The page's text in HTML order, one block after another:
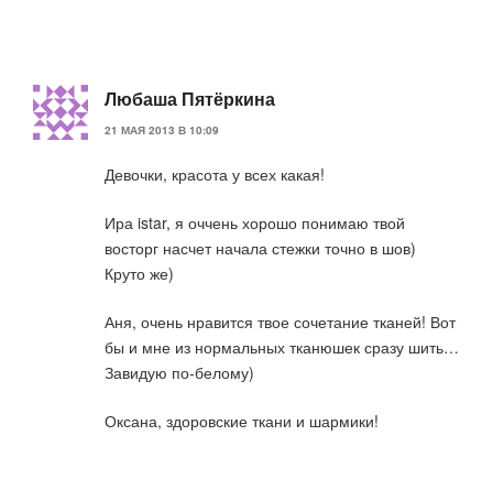
Любаша Пятёркина
21 МАЯ 2013 В 10:09
Девочки, красота у всех какая!
Ира istar, я оччень хорошо понимаю твой
восторг насчет начала стежки точно в шов)
Круто же)
Аня, очень нравится твое сочетание тканей! Вот
бы и мне из нормальных тканюшек сразу шить…
Завидую по-белому)
Оксана, здоровские ткани и шармики!